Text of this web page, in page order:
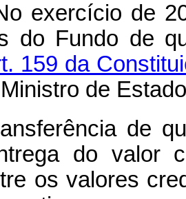
exercício de
do Fundo de
159 da
de
de
do valor
os valores